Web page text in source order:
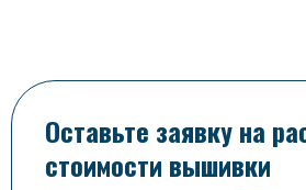
Оставьте заявку на
стоимости вышивки